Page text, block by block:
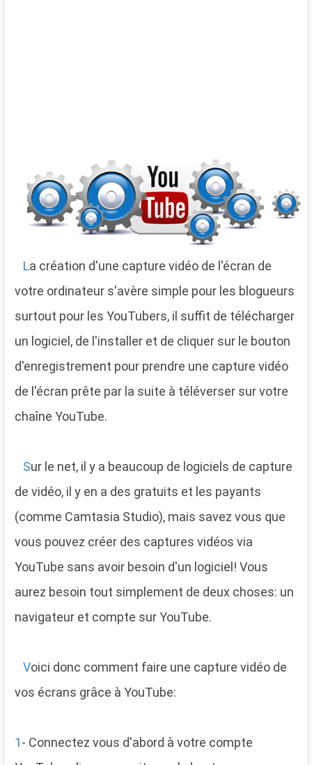
La création d'une capture vidéo de l'écran de
votre ordinateur s'avère simple pour les blogueurs
surtout pour les YouTubers, il suffit de télécharger
un logiciel, de l'installer et de cliquer sur le bouton
d'enregistrement pour prendre une capture vidéo
de l'écran prête par la suite à téléverser sur votre
chaîne YouTube.
Sur le net, il y a beaucoup de logiciels de capture
de vidéo, il y en a des gratuits et les payants
(comme Camtasia Studio), mais savez vous que
vous pouvez créer des captures vidéos via
YouTube sans avoir besoin d'un logiciel! Vous
aurez besoin tout simplement de deux choses: un
navigateur et compte sur YouTube.
Voici donc comment faire une capture vidéo de
vos écrans grâce à YouTube:
1- Connectez vous d'abord à votre compte